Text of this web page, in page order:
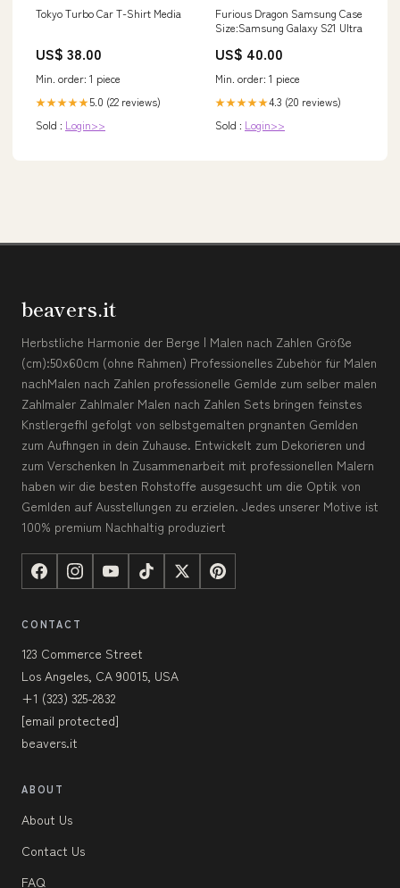
Tokyo Turbo Car T-Shirt Media
US$ 38.00
Min. order: 1 piece
★★★★★5.0 (22 reviews)
Sold : Login>>
Furious Dragon Samsung Case
Size:Samsung Galaxy S21 Ultra
US$ 40.00
Min. order: 1 piece
★★★★★4.3 (20 reviews)
Sold : Login>>
beavers.it
Herbstliche Harmonie der Berge | Malen nach Zahlen Größe
(cm):50x60cm (ohne Rahmen) Professionelles Zubehör für Malen
nachMalen nach Zahlen professionelle Gemlde zum selber malen
Zahlmaler Zahlmaler Malen nach Zahlen Sets bringen feinstes
Knstlergefhl gefolgt von selbstgemalten prgnanten Gemlden
zum Aufhngen in dein Zuhause. Entwickelt zum Dekorieren und
zum Verschenken In Zusammenarbeit mit professionellen Malern
haben wir die besten Rohstoffe ausgesucht um die Optik von
Gemlden auf Ausstellungen zu erzielen. Jedes unserer Motive ist
100% premium Nachhaltig produziert
CONTACT
123 Commerce Street
Los Angeles, CA 90015, USA
+1 (323) 325-2832
[email protected]
beavers.it
ABOUT
About Us
Contact Us
FAQ